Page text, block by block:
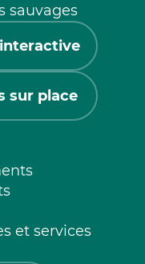
sauvages
sur place
et services